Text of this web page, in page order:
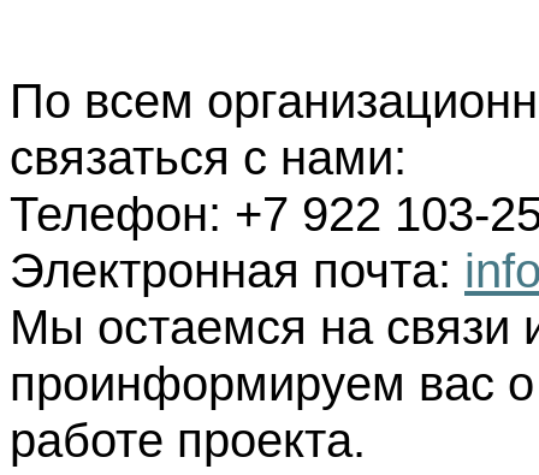
По всем
связаться с нами:
Телефон: +7 922 103-
Электронная почта:
Мы остаемся на связи
проинформируем вас
работе проекта.